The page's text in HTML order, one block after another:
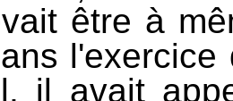
être à
il avait